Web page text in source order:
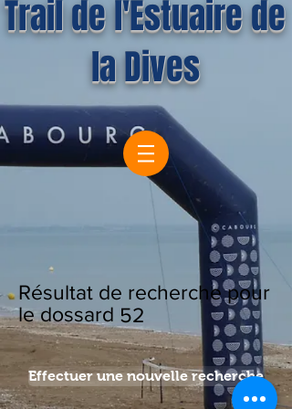
Trail de l'Estuaire de
la Dives
Résultat de recherche pour
le dossard 52
Effectuer une nouvelle recherche